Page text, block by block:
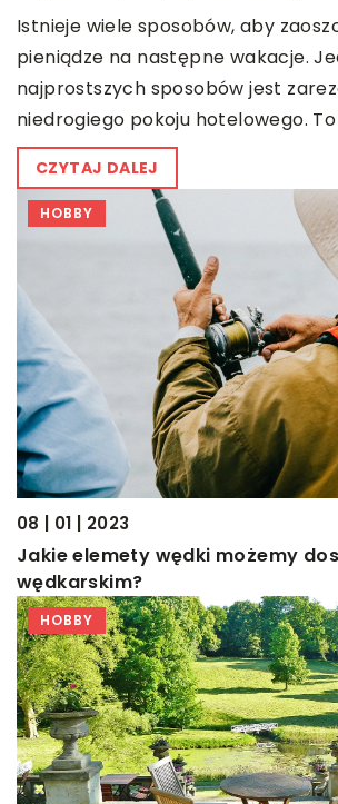
Istnieje wiele sposobów, aby
pieniądze na następne wakacje.
najprostszych sposobów jest
niedrogiego pokoju hotelowego.
CZYTAJ DALEJ
HOBBY
08 | 01 | 2023
Jakie elemety wędki możemy
wędkarskim?
HOBBY